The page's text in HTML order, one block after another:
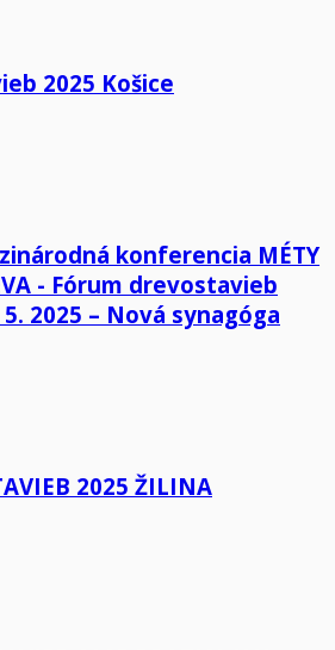
2025 Košice
konferencia MÉTY
- Fórum drevostavieb
2025 – Nová synagóga
2025 ŽILINA